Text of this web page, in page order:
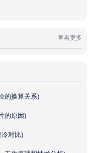
查看更多
的换算关系)
的原因)
对比)